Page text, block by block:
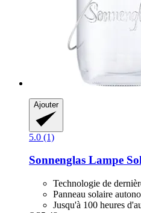
Ajouter
5.0 (1)
Sonnenglas Lampe
Technologie de
Panneau solaire
Jusqu'à 100 heures